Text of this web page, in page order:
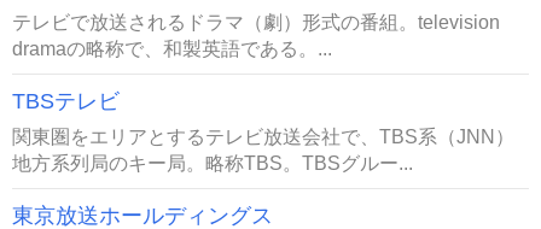
テレビで放送されるドラマ（劇）形式の番組。television
dramaの略称で、和製英語である。...
TBSテレビ
関東圏をエリアとするテレビ放送会社で、TBS系（JNN）
地方系列局のキー局。略称TBS。TBSグルー...
東京放送ホールディングス